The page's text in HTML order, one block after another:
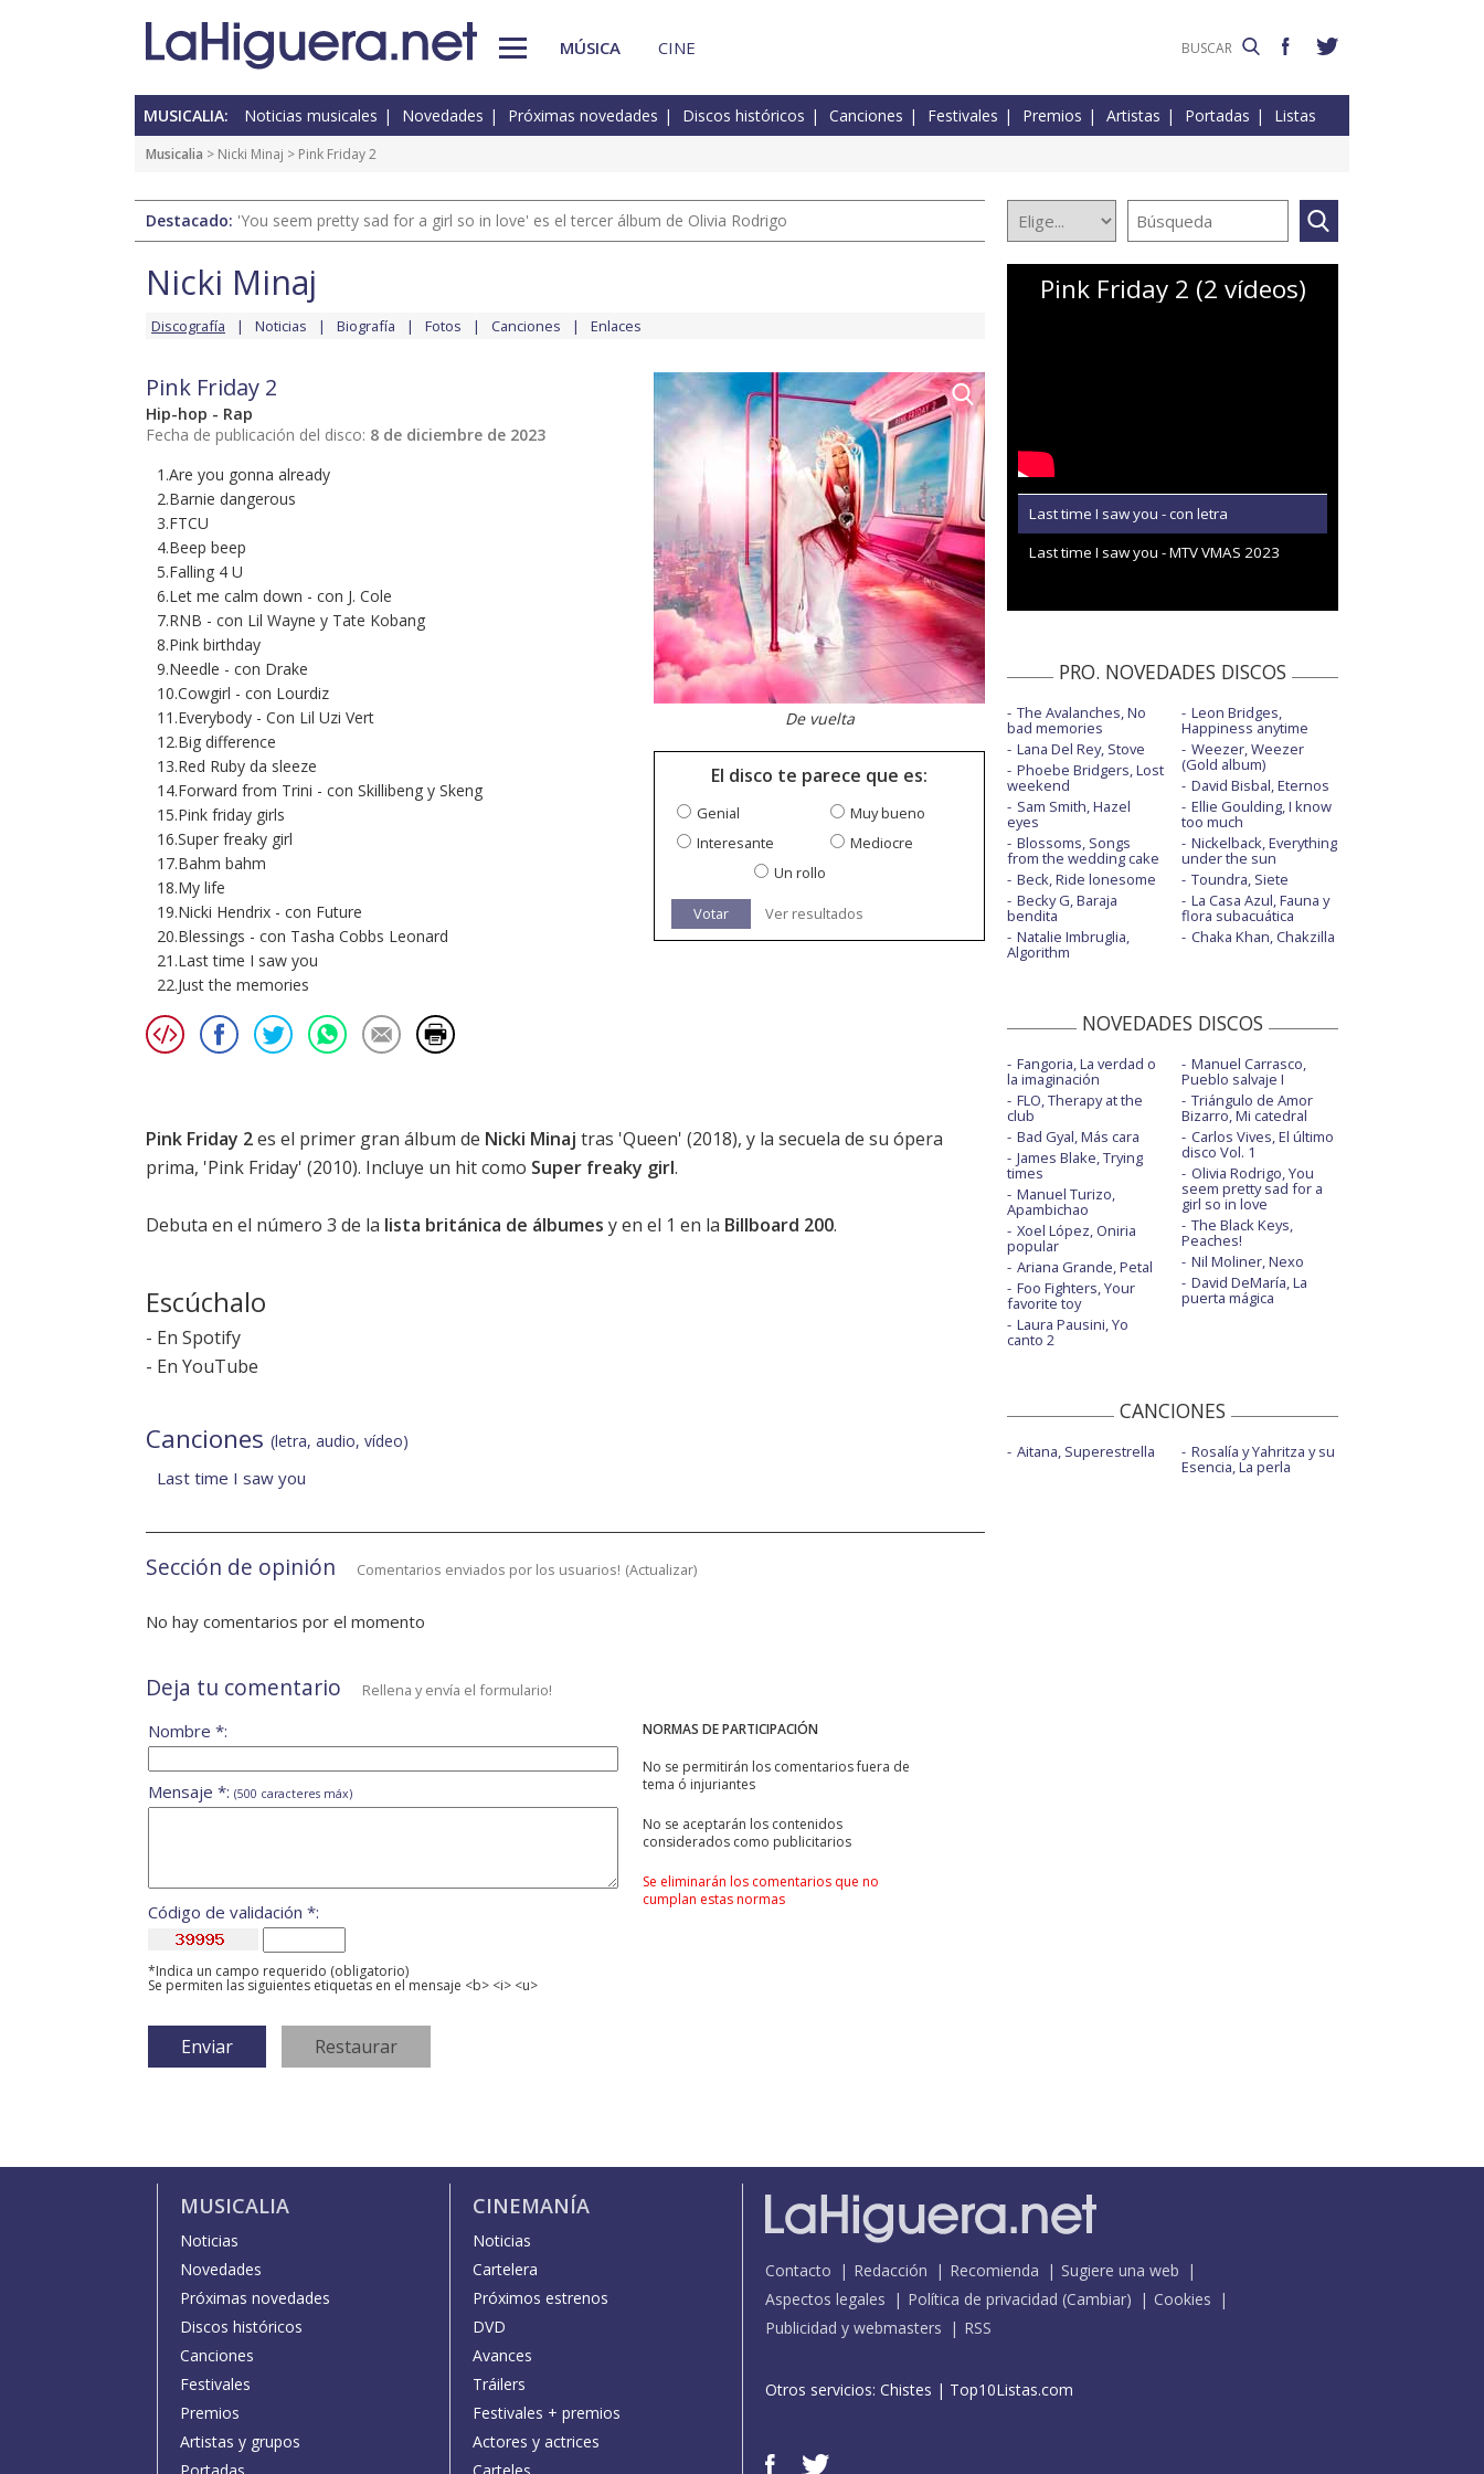
MÚSICA CINE
MUSICALIA: Noticias musicales Novedades Próximas novedades Discos históricos Canciones Festivales Premios Artistas Portadas Listas
Musicalia > Nicki Minaj > Pink Friday 2
Destacado: 'You seem pretty sad for a girl so in love' es el tercer álbum de Olivia Rodrigo
Nicki Minaj
Discografía Noticias Biografía Fotos Canciones Enlaces
Pink Friday 2
Hip-hop - Rap
Fecha de publicación del disco: 8 de diciembre de 2023
1.Are you gonna already
2.Barnie dangerous
3.FTCU
4.Beep beep
5.Falling 4 U
6.Let me calm down - con J. Cole
7.RNB - con Lil Wayne y Tate Kobang
8.Pink birthday
9.Needle - con Drake
10.Cowgirl - con Lourdiz
11.Everybody - Con Lil Uzi Vert
12.Big difference
13.Red Ruby da sleeze
14.Forward from Trini - con Skillibeng y Skeng
15.Pink friday girls
16.Super freaky girl
17.Bahm bahm
18.My life
19.Nicki Hendrix - con Future
20.Blessings - con Tasha Cobbs Leonard
21.Last time I saw you
22.Just the memories
De vuelta
El disco te parece que es:
Genial
Muy bueno
Interesante
Mediocre
Un rollo
Votar Ver resultados
Pink Friday 2es el primer gran álbum de Nicki Minaj tras 'Queen' (2018), y la secuela de su ópera
prima, 'Pink Friday' (2010). Incluye un hit como Super freaky girl.
Debuta en el número 3 de la lista británica de álbumes y en el 1 en la Billboard 200.
Escúchalo
- En Spotify
- En YouTube
Canciones (letra, audio, vídeo)
Last time I saw you
Sección de opinión Comentarios enviados por los usuarios! (Actualizar)
No hay comentarios por el momento
Deja tu comentario Rellena y envía el formulario!
NORMAS DE PARTICIPACIÓN
No se permitirán los comentarios fuera de
tema ó injuriantes
No se aceptarán los contenidos
considerados como publicitarios
Se eliminarán los comentarios que no
cumplan estas normas
Nombre *:
Mensaje *: (500 caracteres máx)
Código de validación *:
*Indica un campo requerido (obligatorio)
Se permiten las siguientes etiquetas en el mensaje <b> <i> <u>
Pink Friday 2 (2 vídeos)
Last time I saw you - con letra
Last time I saw you - MTV VMAS 2023
PRO. NOVEDADES DISCOS
The Avalanches, No
bad memories
Lana Del Rey, Stove
Phoebe Bridgers, Lost
weekend
Sam Smith, Hazel
eyes
Blossoms, Songs
from the wedding cake
Beck, Ride lonesome
Becky G, Baraja
bendita
Natalie Imbruglia,
Algorithm
Leon Bridges,
Happiness anytime
Weezer, Weezer
(Gold album)
David Bisbal, Eternos
Ellie Goulding, I know
too much
Nickelback, Everything
under the sun
Toundra, Siete
La Casa Azul, Fauna y
flora subacuática
Chaka Khan, Chakzilla
NOVEDADES DISCOS
Fangoria, La verdad o
la imaginación
FLO, Therapy at the
club
Bad Gyal, Más cara
James Blake, Trying
times
Manuel Turizo,
Apambichao
Xoel López, Oniria
popular
Ariana Grande, Petal
Foo Fighters, Your
favorite toy
Laura Pausini, Yo
canto 2
Manuel Carrasco,
Pueblo salvaje I
Triángulo de Amor
Bizarro, Mi catedral
Carlos Vives, El último
disco Vol. 1
Olivia Rodrigo, You
seem pretty sad for a
girl so in love
The Black Keys,
Peaches!
Nil Moliner, Nexo
David DeMaría, La
puerta mágica
CANCIONES
Aitana, Superestrella Rosalía y Yahritza y su
Esencia, La perla
MUSICALIA
Noticias
Novedades
Próximas novedades
Discos históricos
Canciones
Festivales
Premios
Artistas y grupos
CINEMANÍA
Noticias
Cartelera
Próximos estrenos
DVD
Avances
Tráilers
Festivales + premios
Actores y actrices
Contacto Redacción Recomienda
Sugiere una web
Aspectos legales
Política de privacidad (Cambiar)
Cookies
Publicidad y webmasters
RSS
Otros servicios: Chistes | Top10Listas.com